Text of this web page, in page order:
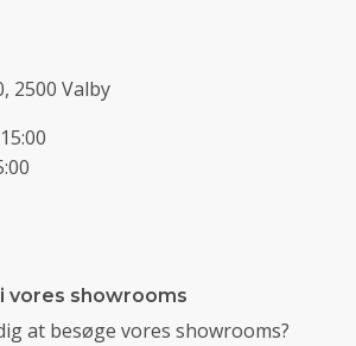
2500 Valby
vores showrooms
at besøge vores showrooms?